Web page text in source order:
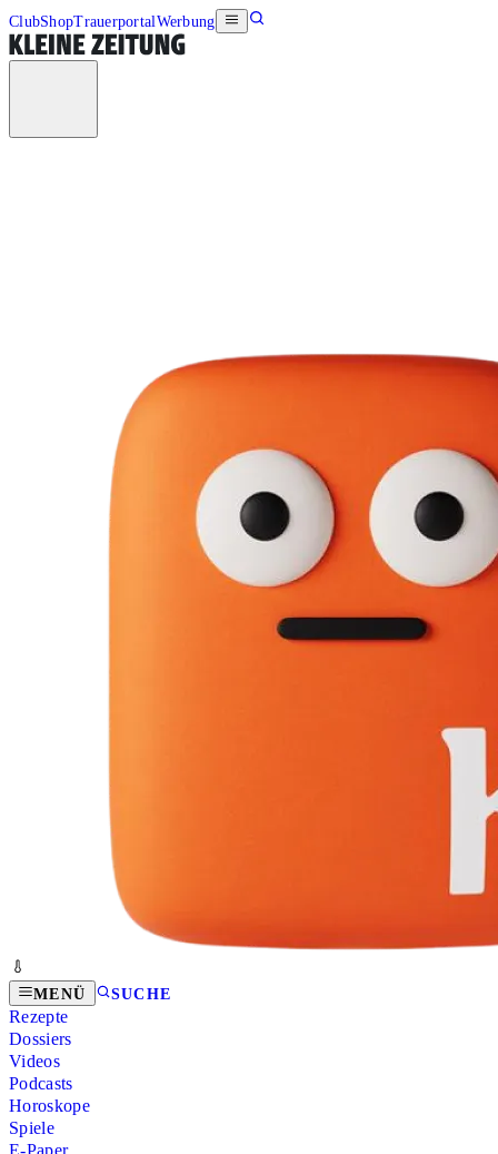
ClubShopTrauerportalWerbung
MENÜ SUCHE
Rezepte
Dossiers
Videos
Podcasts
Horoskope
Spiele